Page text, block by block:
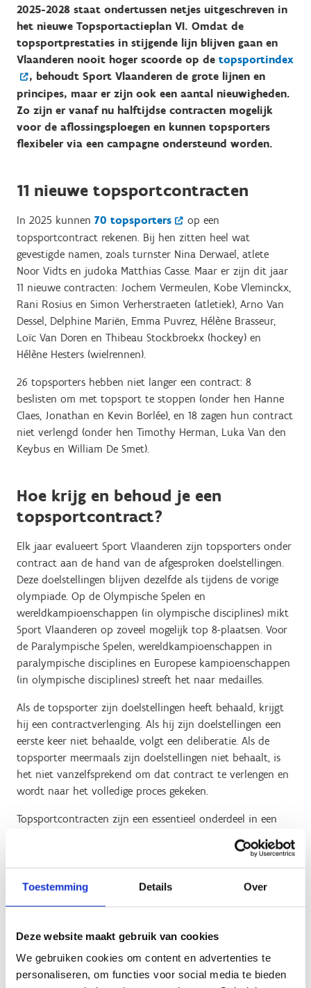
Toestemming Details Over
Deze website maakt gebruik van cookies
We gebruiken cookies om content en advertenties te
personaliseren, om functies voor social media te bieden
2025-2028 staat ondertussen netjes uitgeschreven in
het nieuwe Topsportactieplan VI. Omdat de
topsportprestaties in stijgende lijn blijven gaan en
Vlaanderen nooit hoger scoorde op de topsportindex
, behoudt Sport Vlaanderen de grote lijnen en
principes, maar er zijn ook een aantal nieuwigheden.
Zo zijn er vanaf nu halftijdse contracten mogelijk
voor de aflossingsploegen en kunnen topsporters
flexibeler via een campagne ondersteund worden.
11 nieuwe topsportcontracten
In 2025 kunnen 70 topsporters
op een
topsportcontract rekenen. Bij hen zitten heel wat
gevestigde namen, zoals turnster Nina Derwael, atlete
Noor Vidts en judoka Matthias Casse. Maar er zijn dit jaar
11 nieuwe contracten: Jochem Vermeulen, Kobe Vleminckx,
Rani Rosius en Simon Verherstraeten (atletiek), Arno Van
Dessel, Delphine Mariën, Emma Puvrez, Hélène Brasseur,
Loïc Van Doren en Thibeau Stockbroekx (hockey) en
Hélène Hesters (wielrennen).
26 topsporters hebben niet langer een contract: 8
beslisten om met topsport te stoppen (onder hen Hanne
Claes, Jonathan en Kevin Borlée), en 18 zagen hun contract
niet verlengd (onder hen Timothy Herman, Luka Van den
Keybus en William De Smet).
Hoe krijg en behoud je een
topsportcontract?
Elk jaar evalueert Sport Vlaanderen zijn topsporters onder
contract aan de hand van de afgesproken doelstellingen.
Deze doelstellingen blijven dezelfde als tijdens de vorige
olympiade. Op de Olympische Spelen en
wereldkampioenschappen (in olympische disciplines) mikt
Sport Vlaanderen op zoveel mogelijk top 8-plaatsen. Voor
de Paralympische Spelen, wereldkampioenschappen in
paralympische disciplines en Europese kampioenschappen
(in olympische disciplines) streeft het naar medailles.
Als de topsporter zijn doelstellingen heeft behaald, krijgt
hij een contractverlenging. Als hij zijn doelstellingen een
eerste keer niet behaalde, volgt een deliberatie. Als de
topsporter meermaals zijn doelstellingen niet behaalt, is
het niet vanzelfsprekend om dat contract te verlengen en
wordt naar het volledige proces gekeken.
Topsportcontracten zijn een essentieel onderdeel in een
volwaardig topsportproject voor sporters. Ze waarborgen
een vast maandloon (volgens barema van het diploma
binnen de Vlaamse overheid), wat de topsporters de rust
geeft om volledig op hun sport te focussen.
ondersteunt Sport Vlaanderen ook nog het
prestatieprogramma van een driehonderdtal topsporters,
door onder andere stages, coaches en omkadering te
financieren. Nieuwe topsportcontracten kunnen in 2025